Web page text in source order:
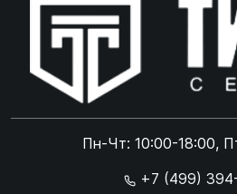
Пн-Чт: 10:00-18:00,
+7 (499)
Online чат
Online чат